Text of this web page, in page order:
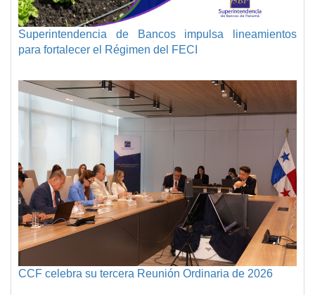
Superintendencia de Bancos impulsa lineamientos
para fortalecer el Régimen del FECI
CCF celebra su tercera Reunión Ordinaria de 2026